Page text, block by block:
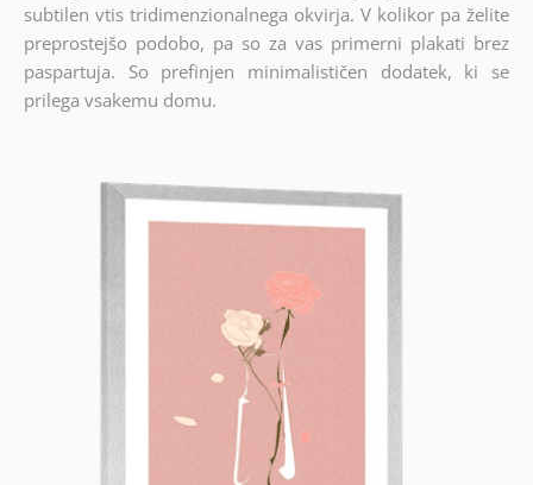
subtilen vtis tridimenzionalnega okvirja. V kolikor pa želite
preprostejšo podobo, pa so za vas primerni plakati brez
paspartuja. So prefinjen minimalističen dodatek, ki se
prilega vsakemu domu.